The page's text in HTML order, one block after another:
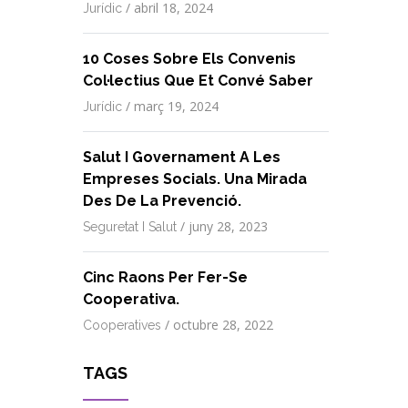
Jurídic / abril 18, 2024
10 Coses Sobre Els Convenis
Col·lectius Que Et Convé Saber
Jurídic / març 19, 2024
Salut I Governament A Les
Empreses Socials. Una Mirada
Des De La Prevenció.
Seguretat I Salut / juny 28, 2023
Cinc Raons Per Fer-Se
Cooperativa.
Cooperatives / octubre 28, 2022
TAGS